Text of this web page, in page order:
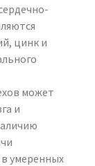
цинк и
может
и
умеренных